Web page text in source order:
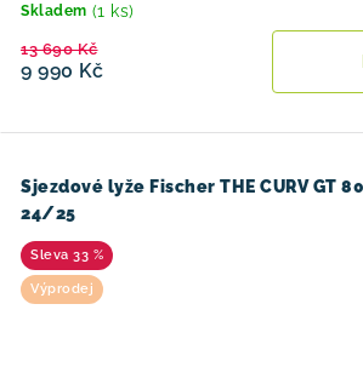
Skladem (1 ks)
9 990 Kč
13 690 Kč
Sjezdové lyže Fischer THE CURV GT 80
24/25
33 %
Výprodej